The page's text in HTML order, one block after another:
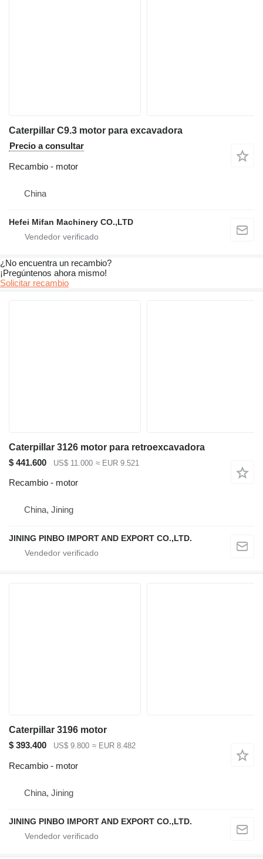
Caterpillar C9.3 motor para excavadora
Precio a consultar
Recambio - motor
China
Hefei Mifan Machinery CO.,LTD
¿No encuentra un recambio?
¡Pregúntenos ahora mismo!
Solicitar recambio
Caterpillar 3126 motor para retroexcavadora
$ 441.600
US$ 11.000 ≈ EUR 9.521
Recambio - motor
China, Jining
JINING PINBO IMPORT AND EXPORT CO.,LTD.
Caterpillar 3196 motor
$ 393.400
US$ 9.800 ≈ EUR 8.482
Recambio - motor
China, Jining
JINING PINBO IMPORT AND EXPORT CO.,LTD.